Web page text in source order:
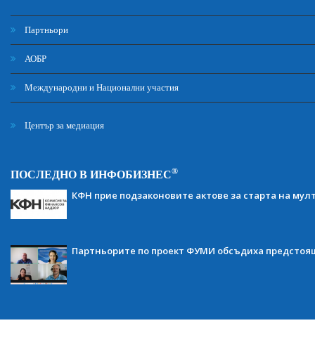
Партньори
АОБР
Международни и Национални участия
Център за медиация
ПОСЛЕДНО В ИНФОБИЗНЕС®
КФН прие подзаконовите актове за старта на
Партньорите по проект ФУМИ обсъдиха